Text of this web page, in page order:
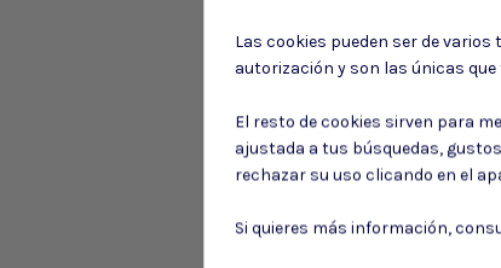
Las cookies pueden ser de
autorización y son las únicas
El resto de cookies sirven para
ajustada a tus búsquedas,
rechazar su uso clicando en el
Si quieres más información,